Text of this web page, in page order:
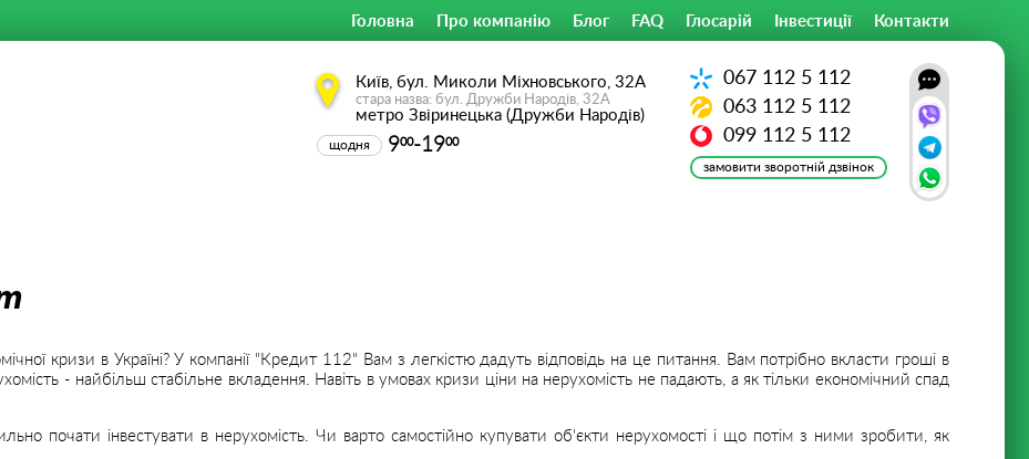
Головна Про компанію Блог FAQ Глосарій Інвестиції Контакти
Київ, бул. Миколи Міхновського, 32А
стара назва: бул. Дружби Народів, 32А
метро Звіринецька (Дружби Народів)
щодня 900-1900
067 112 5 112
063 112 5 112
099 112 5 112
замовити зворотній дзвінок
кризи в Україні? У компанії "Кредит 112" Вам з легкістю дадуть відповідь на це питання. Вам потрібно вкласти гроші в
- найбільш стабільне вкладення. Навіть в умовах кризи ціни на нерухомість не падають, а як тільки економічний спад
почати інвестувати в нерухомість. Чи варто самостійно купувати об'єкти нерухомості і що потім з ними зробити, як